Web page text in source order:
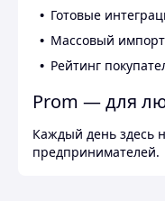
Готовые
Массовый
Рейтинг
Prom — для
Каждый день здесь
предпринимателей.